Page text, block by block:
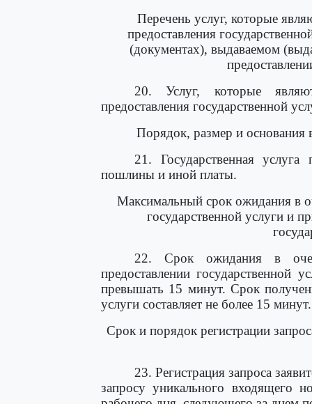
Перечень услуг, которые
предоставления
(документах), выдаваемом
20. Услуг, которые
предоставления государственной
Порядок, размер и основания
21. Государственная услуга
пошлины и иной платы.
Максимальный срок ожидания в
государственной услуги и
22. Срок ожидания в
предоставлении государственной
превышать 15 минут. Срок
услуги составляет не более 15 минут.
Срок и порядок регистрации
23. Регистрация запроса
запросу уникального входящего